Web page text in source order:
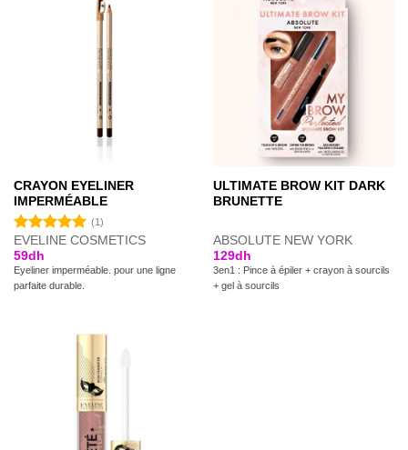
CRAYON EYELINER
IMPERMÉABLE
Note5.00
sur 5
(1)
EVELINE COSMETICS
59dh
Eyeliner imperméable. pour une ligne
parfaite durable.
ULTIMATE BROW KIT DARK
BRUNETTE
ABSOLUTE NEW YORK
129dh
3en1 : Pince à épiler + crayon à sourcils
+ gel à sourcils